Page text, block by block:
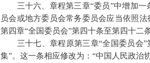
三十六、章程第三章“委员”中增加一
员会或地方委员会常务委员会应当依照
第四章“全国委员会”第四十条至第四十二
三十七、章程原第三章“全国委员会”
集”。这一条相应修改为：“中国人民政治